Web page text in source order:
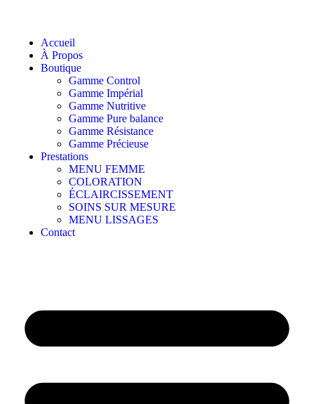
Accueil
À Propos
Boutique
Gamme Control
Gamme Impérial
Gamme Nutritive
Gamme Pure balance
Gamme Résistance
Gamme Précieuse
Prestations
MENU FEMME
COLORATION
ÉCLAIRCISSEMENT
SOINS SUR MESURE
MENU LISSAGES
Contact